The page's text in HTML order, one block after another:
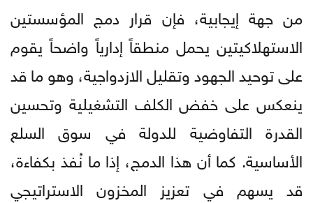
من جهة إيجابية، فإن قرار دمج المؤسستين
الاستهلاكيتين يحمل منطقاً إدارياً واضحاً يقوم
على توحيد الجهود وتقليل الازدواجية، وهو ما قد
ينعكس على خفض الكلف التشغيلية وتحسين
القدرة التفاوضية للدولة في سوق السلع
الأساسية. كما أن هذا الدمج، إذا ما نُفذ بكفاءة،
قد يسهم في تعزيز المخزون الاستراتيجي